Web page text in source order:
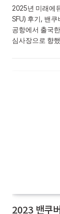
2025년 미래에
SFU) 후기, 밴
공항에서 출국
심사장으로 향
2023 밴쿠